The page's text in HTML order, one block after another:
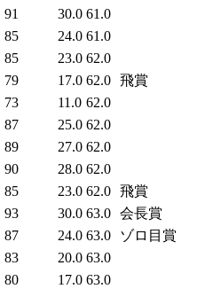
91 30.0 61.0
85 24.0 61.0
85 23.0 62.0
79 17.0 62.0 飛賞
73 11.0 62.0
87 25.0 62.0
89 27.0 62.0
90 28.0 62.0
85 23.0 62.0 飛賞
93 30.0 63.0 会長賞
87 24.0 63.0
ゾロ目賞
83 20.0 63.0
80 17.0 63.0